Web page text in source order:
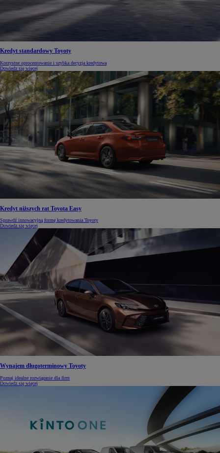
Kredyt standardowy Toyoty
Korzystne oprocentowanie i szybka decyzja kredytowa
Dowiedz się więcej
Kredyt niższych rat Toyota Easy
Sprawdź innowacyjną formę kredytowania Toyoty
Dowiedz się więcej
Wynajem długoterminowy Toyoty
Poznaj idealne rozwiązanie dla firm
Dowiedz się więcej